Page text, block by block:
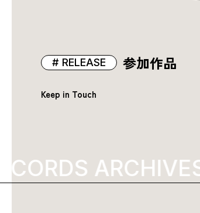
参加作品
RELEASE
Keep in Touch
ARCHIVES